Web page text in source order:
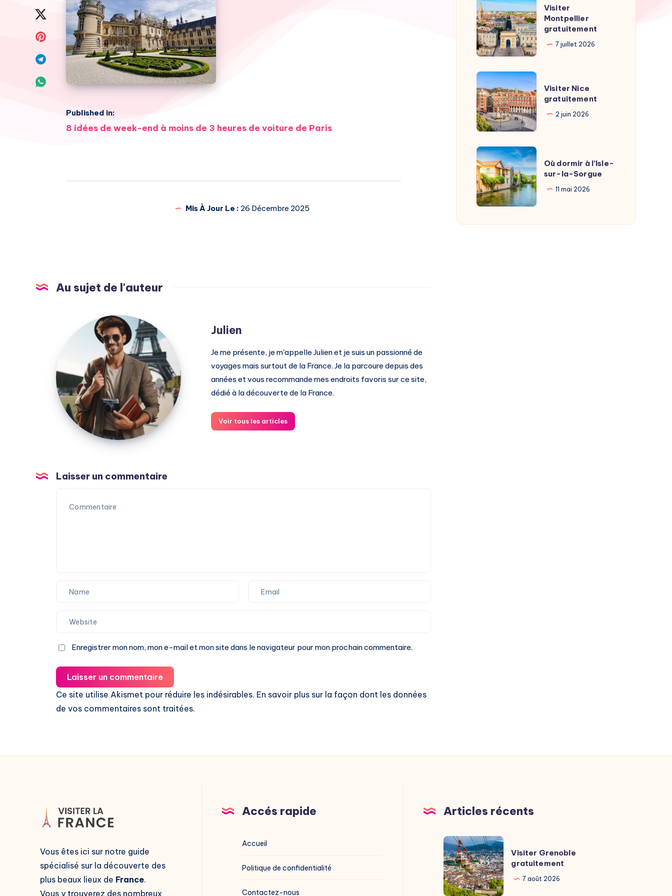
Facebook
Share
Twitter
Share
Pinterest
Share
Share
Published in:
Navigation
8 idées de week-end à moins de 3 heures de voiture de Paris
Mis À Jour Le : 26 Décembre 2025
Au sujet de l'auteur
Julien
Julien
Je me présente, je m'appelle Julien et je suis un passionné de
voyages mais surtout de la France. Je la parcoure depuis des
années et vous recommande mes endroits favoris sur ce site,
dédié à la découverte de la France.
Voir tous les articles
Laisser un commentaire
Enregistrer mon nom, mon e-mail et mon site dans le navigateur pour mon prochain commentaire.
Laisser un commentaire
Ce site utilise Akismet pour réduire les indésirables. En savoir plus sur la façon dont les données
de vos commentaires sont traitées.
Visiter
Montpellier
gratuitement
Visiter
Montpellier
gratuitement
7 juillet 2026
Visiter
Nice
gratuitement
Visiter Nice
gratuitement
2 juin 2026
Où
dormir
à
l’Isle-
sur-
la-
Où dormir à l’Isle-
sur-la-Sorgue
11 mai 2026
Vous êtes ici sur notre guide
spécialisé sur la découverte des
plus beaux lieux de France.
Vous y trouverez des nombreux
Accés rapide
Accueil
Politique de confidentialité
Contactez-nous
Articles récents
Visiter
Grenoble
gratuitement
Visiter Grenoble
gratuitement
7 août 2026